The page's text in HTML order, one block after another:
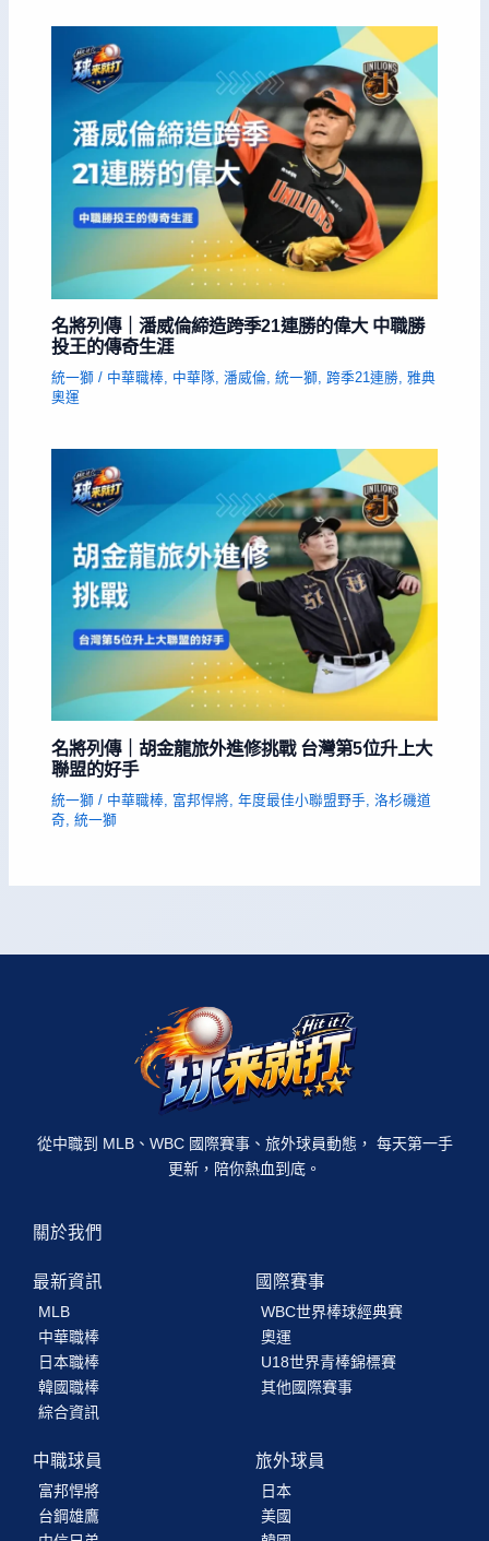
名將列傳｜潘威倫締造跨季21連勝的偉大 中職勝
投王的傳奇生涯
統一獅 / 中華職棒, 中華隊,潘威倫,統一獅, 跨季21連勝,雅典
奧運
名將列傳｜胡金龍旅外進修挑戰 台灣第5位升上大
聯盟的好手
統一獅 / 中華職棒 富邦悍將 ,年度最佳小聯盟野手 ,洛杉磯道
奇 ,統一獅
從中職到 MLB、WBC 國際賽事、旅外球員動態， 每天第一手
更新，陪你熱血到底。
關於我們
最新資訊
MLB
中華職棒
日本職棒
韓國職棒
綜合資訊
國際賽事
WBC世界棒球經典賽
奧運
U18世界青棒錦標賽
其他國際賽事
中職球員
富邦悍將
台鋼雄鷹
旅外球員
日本
美國